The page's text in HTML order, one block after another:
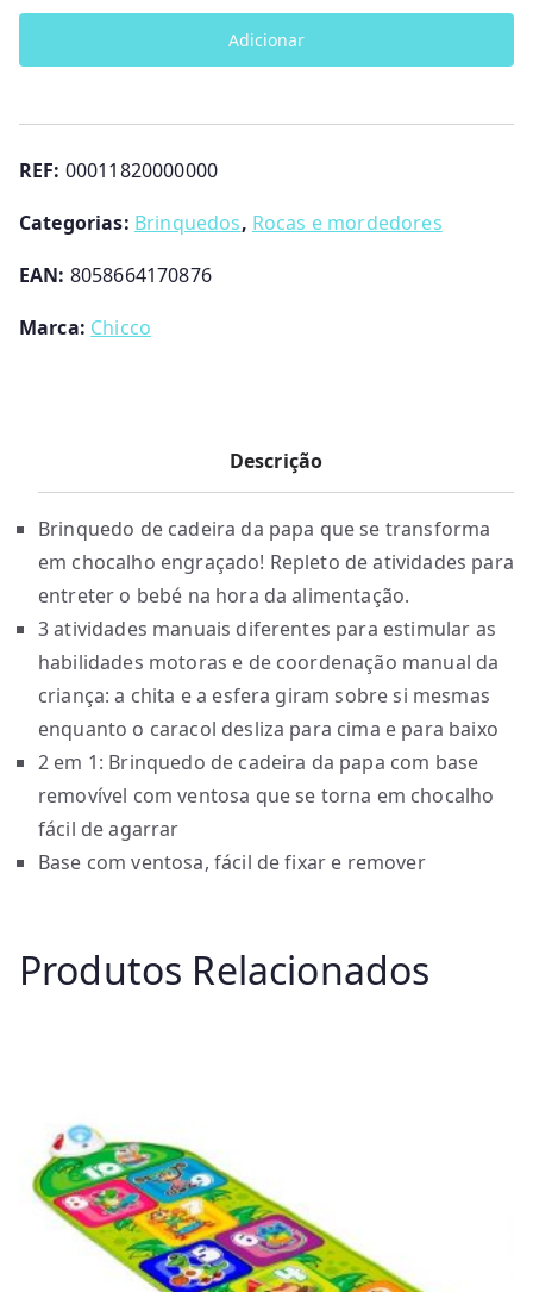
AMIGO
Adicionar
REF: 00011820000000
Categorias: Brinquedos, Rocas e mordedores
EAN: 8058664170876
Marca: Chicco
Descrição
Brinquedo de cadeira da papa que se transforma
em chocalho engraçado! Repleto de atividades para
entreter o bebé na hora da alimentação.
3 atividades manuais diferentes para estimular as
habilidades motoras e de coordenação manual da
criança: a chita e a esfera giram sobre si mesmas
enquanto o caracol desliza para cima e para baixo
2 em 1: Brinquedo de cadeira da papa com base
removível com ventosa que se torna em chocalho
fácil de agarrar
Base com ventosa, fácil de fixar e remover
Produtos Relacionados